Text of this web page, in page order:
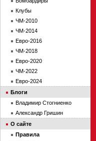
Клубы
ЧМ-2010
ЧМ-2014
Евро-2016
ЧМ-2018
Евро-2020
ЧМ-2022
Евро-2024
Блоги
Владимир Стогниенко
Александр Гришин
О сайте
Правила